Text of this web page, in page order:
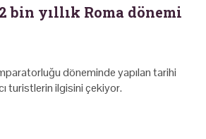
bin yıllık Roma dönemi
döneminde yapılan tarihi
turistlerin ilgisini çekiyor.